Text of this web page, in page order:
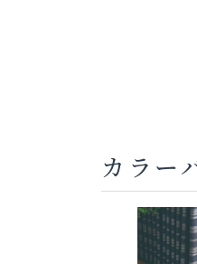
カラー